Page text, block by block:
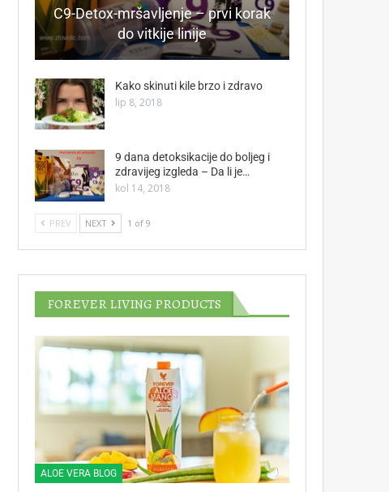
C9-Detox-mršavljenje – prvi korak
do vitkije linije
Kako skinuti kile brzo i zdravo
lip 8, 2018
9 dana detoksikacije do boljeg i
zdravijeg izgleda – Da li je…
kol 14, 2018
PREV NEXT 1 of 9
FOREVER LIVING PRODUCTS
ALOE VERA BLOG